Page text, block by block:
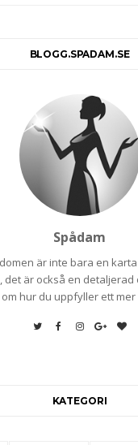
BLOGG.SPADAM.SE
Spådam
är inte bara en
det är också en detaljerad
om hur du uppfyller ett
KATEGORI